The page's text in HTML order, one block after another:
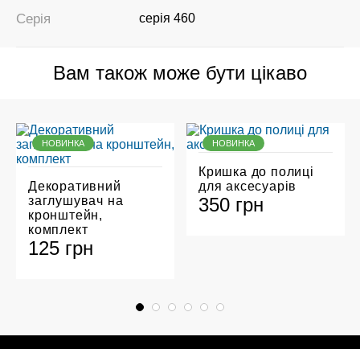
Серія серія 460
Вам також може бути цікаво
НОВИНКА
Декоративний
заглушувач на
кронштейн,
комплект
125 грн
НОВИНКА
Кришка до полиці
для аксесуарів
350 грн